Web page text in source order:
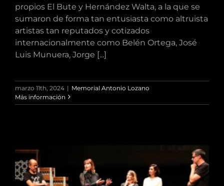
propios El Bute y Hernández Walta, a la que se
sumaron de forma tan entusiasta como altruista
artistas tan reputados y cotizados
internacionalmente como Belén Ortega, José
Luis Munuera, Jorge [...]
marzo 11th, 2024 | Memorial Antonio Lozano
Más información